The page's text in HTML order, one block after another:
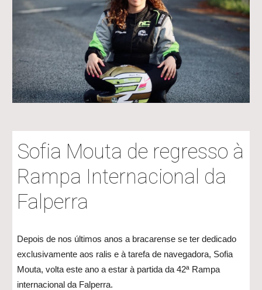
Sofia Mouta de regresso à
Rampa Internacional da
Falperra
Depois de nos últimos anos a bracarense se ter dedicado
exclusivamente aos ralis e à tarefa de navegadora, Sofia
Mouta, volta este ano a estar à partida da 42ª Rampa
internacional da Falperra.